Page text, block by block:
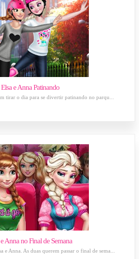
Elsa e Anna Patinando
tirar o dia para se divertir patinando no parqu...
Anna no Final de Semana
e Anna. As duas querem passar o final de sema...